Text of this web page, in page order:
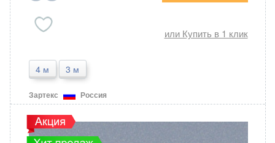
или Купить в 1 клик
4 м 3 м
Зартекс Россия